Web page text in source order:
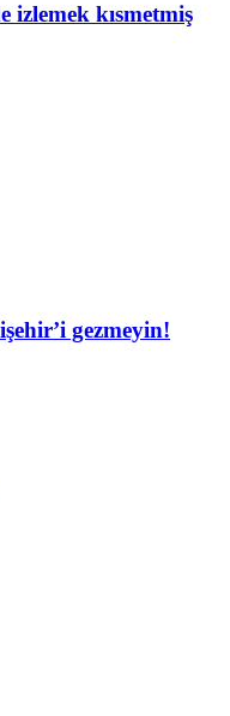
izlemek kısmetmiş
gezmeyin!